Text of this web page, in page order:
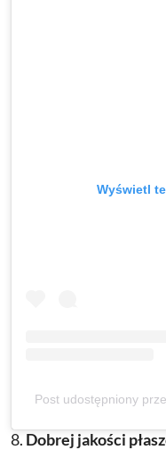
Wyświetl
Post udostępniony
8. Dobrej jakości